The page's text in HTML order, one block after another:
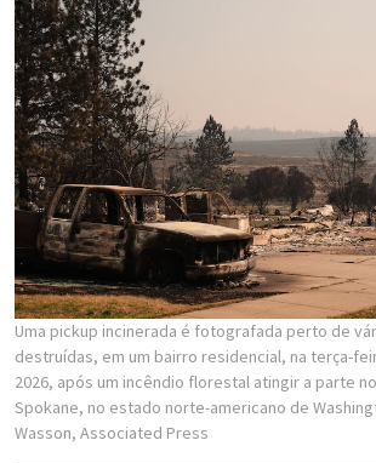
Uma pickup incinerada é fotografada perto de
destruídas, em um bairro residencial, na terça-
2026, após um incêndio florestal atingir a parte
Spokane, no estado norte-americano de
Wasson, Associated Press